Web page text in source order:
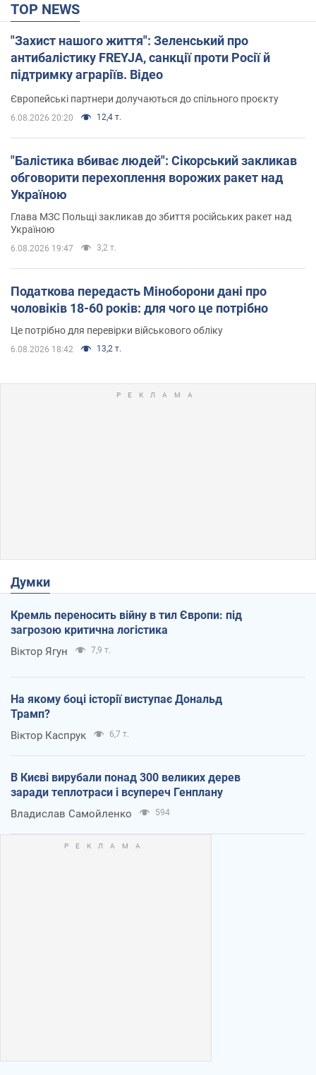
TOP NEWS
"Захист нашого життя": Зеленський про
антибалістику FREYJA, санкції проти Росії й
підтримку аграріїв. Відео
Європейські партнери долучаються до спільного проєкту
6.08.2026 20:20 12,4 т.
"Балістика вбиває людей": Сікорський закликав
обговорити перехоплення ворожих ракет над
Україною
Глава МЗС Польщі закликав до збиття російських ракет над
Україною
6.08.2026 19:47 3,2 т.
Податкова передасть Міноборони дані про
чоловіків 18-60 років: для чого це потрібно
Це потрібно для перевірки військового обліку
6.08.2026 18:42 13,2 т.
Думки
Кремль переносить війну в тил Європи: під
загрозою критична логістика
Віктор Ягун 7,9 т.
На якому боці історії виступає Дональд
Трамп?
Віктор Каспрук 6,7 т.
В Києві вирубали понад 300 великих дерев
заради теплотраси і всупереч Генплану
Владислав Самойленко 594